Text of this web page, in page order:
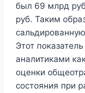
был 69 млрд
руб. Таким
Этот
аналитиками
оценки
состояния при